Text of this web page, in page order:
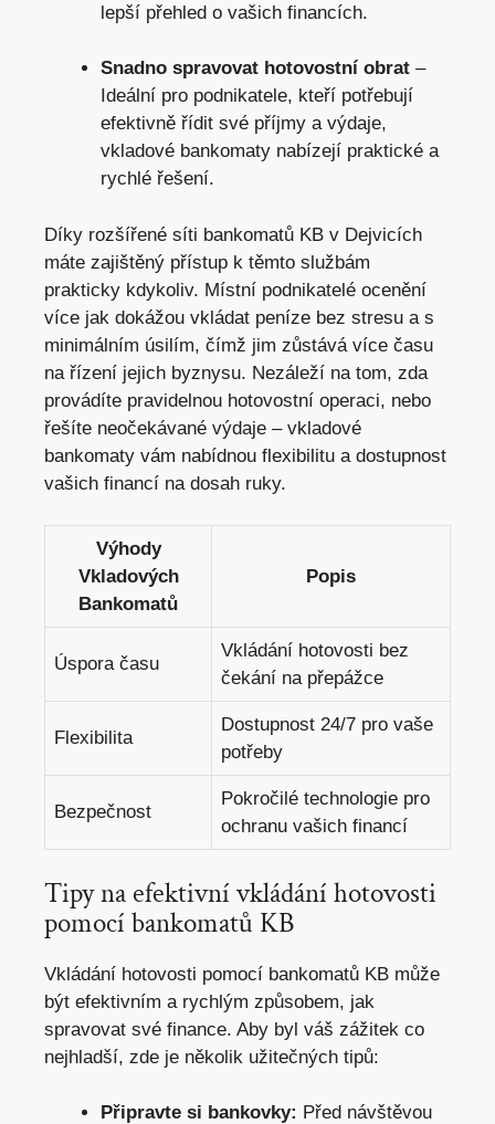
lepší přehled o vašich financích.
Snadno spravovat hotovostní obrat –
Ideální pro podnikatele, kteří potřebují
efektivně řídit své příjmy a výdaje,
vkladové bankomaty nabízejí praktické a
rychlé řešení.
Díky rozšířené síti bankomatů KB v Dejvicích
máte zajištěný přístup k těmto službám
prakticky kdykoliv. Místní podnikatelé ocenění
více jak dokážou vkládat peníze bez stresu a s
minimálním úsilím, čímž jim zůstává více času
na řízení jejich byznysu. Nezáleží na tom, zda
provádíte pravidelnou hotovostní operaci, nebo
řešíte neočekávané výdaje – vkladové
bankomaty vám nabídnou flexibilitu a dostupnost
vašich financí na dosah ruky.
Výhody
Vkladových
Bankomatů
Popis
Úspora času
Vkládání hotovosti bez
čekání na přepážce
Flexibilita
Dostupnost 24/7 pro vaše
potřeby
Bezpečnost
Pokročilé technologie pro
ochranu vašich financí
Tipy na efektivní vkládání hotovosti
pomocí bankomatů KB
Vkládání hotovosti pomocí bankomatů KB může
být efektivním a rychlým způsobem, jak
spravovat své finance. Aby byl váš zážitek co
nejhladší, zde je několik užitečných tipů:
Připravte si bankovky: Před návštěvou